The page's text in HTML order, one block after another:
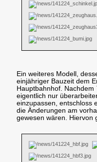
Ein weiteres Modell,
einjähriger Bauzeit dem
Hauptbahnhof. Nachdem
eigentlich nur
einzupassen, entschloss
die Änderungen am
gewesen wären. Hiervon